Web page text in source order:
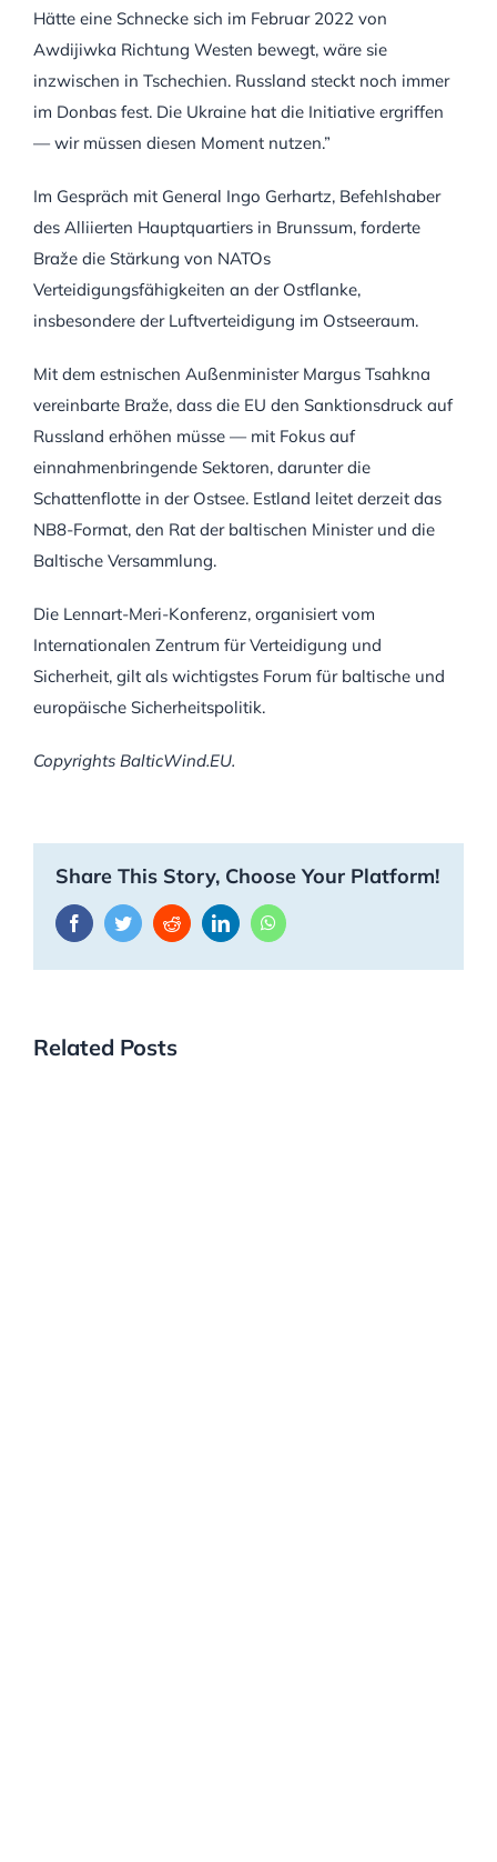
Hätte eine Schnecke sich im Februar 2022 von
Awdijiwka Richtung Westen bewegt, wäre sie
inzwischen in Tschechien. Russland steckt noch immer
im Donbas fest. Die Ukraine hat die Initiative ergriffen
— wir müssen diesen Moment nutzen.”
Im Gespräch mit General Ingo Gerhartz, Befehlshaber
des Alliierten Hauptquartiers in Brunssum, forderte
Braže die Stärkung von NATOs
Verteidigungsfähigkeiten an der Ostflanke,
insbesondere der Luftverteidigung im Ostseeraum.
Mit dem estnischen Außenminister Margus Tsahkna
vereinbarte Braže, dass die EU den Sanktionsdruck auf
Russland erhöhen müsse — mit Fokus auf
einnahmenbringende Sektoren, darunter die
Schattenflotte in der Ostsee. Estland leitet derzeit das
NB8-Format, den Rat der baltischen Minister und die
Baltische Versammlung.
Die Lennart-Meri-Konferenz, organisiert vom
Internationalen Zentrum für Verteidigung und
Sicherheit, gilt als wichtigstes Forum für baltische und
europäische Sicherheitspolitik.
Copyrights BalticWind.EU.
Share This Story, Choose Your Platform!
FacebookTwitterRedditLinkedInWhatsApp
Related Posts